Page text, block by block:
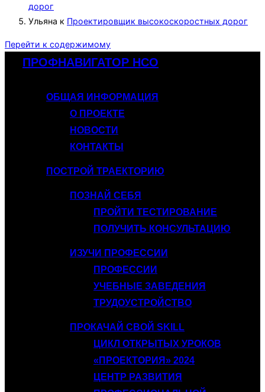
дорог
Ульяна к Проектировщик высокоскоростных дорог
Перейти к содержимому
ПРОФНАВИГАТОР НСО
ОБЩАЯ ИНФОРМАЦИЯ
О ПРОЕКТЕ
НОВОСТИ
КОНТАКТЫ
ПОСТРОЙ ТРАЕКТОРИЮ
ПОЗНАЙ СЕБЯ
ПРОЙТИ ТЕСТИРОВАНИЕ
ПОЛУЧИТЬ КОНСУЛЬТАЦИЮ
ИЗУЧИ ПРОФЕССИИ
ПРОФЕССИИ
УЧЕБНЫЕ ЗАВЕДЕНИЯ
ТРУДОУСТРОЙСТВО
ПРОКАЧАЙ СВОЙ SKILL
ЦИКЛ ОТКРЫТЫХ УРОКОВ
«ПРОЕКТОРИЯ» 2024
ЦЕНТР РАЗВИТИЯ